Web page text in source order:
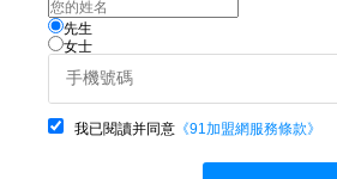
先生
女士
我已閱讀并同意 《91加盟網服務條款》